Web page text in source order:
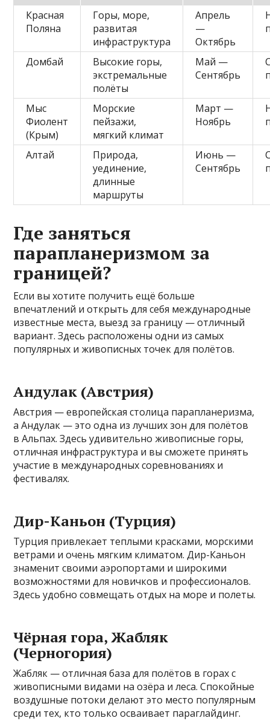
Красная
Поляна
Горы, море,
развитая
инфраструктура
Апрель
—
Октябрь
Домбай
Высокие горы,
экстремальные
полёты
Май —
Сентябрь
Мыс
Фиолент
(Крым)
Морские
пейзажи,
мягкий климат
Март —
Ноябрь
Алтай
Природа,
уединение,
длинные
маршруты
Июнь —
Сентябрь
Где заняться
парапланеризмом за
границей?
Если вы хотите получить ещё больше
впечатлений и открыть для себя международные
известные места, выезд за границу — отличный
вариант. Здесь расположены одни из самых
популярных и живописных точек для полётов.
Андулак (Австрия)
Австрия — европейская столица парапланеризма,
а Андулак — это одна из лучших зон для полётов
в Альпах. Здесь удивительно живописные горы,
отличная инфраструктура и вы сможете принять
участие в международных соревнованиях и
фестивалях.
Дир-Каньон (Турция)
Турция привлекает теплыми красками, морскими
ветрами и очень мягким климатом. Дир-Каньон
знаменит своими аэропортами и широкими
возможностями для новичков и профессионалов.
Здесь удобно совмещать отдых на море и полеты.
Чёрная гора, Жабляк
(Черногория)
Жабляк — отличная база для полётов в горах с
живописными видами на озёра и леса. Спокойные
воздушные потоки делают это место популярным
среди тех, кто только осваивает параглайдинг.